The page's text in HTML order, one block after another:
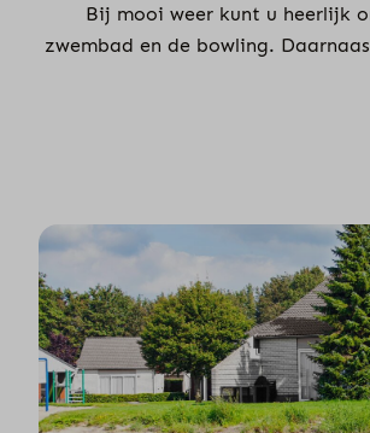
Bij mooi weer kunt u heerlijk
zwembad en de bowling.